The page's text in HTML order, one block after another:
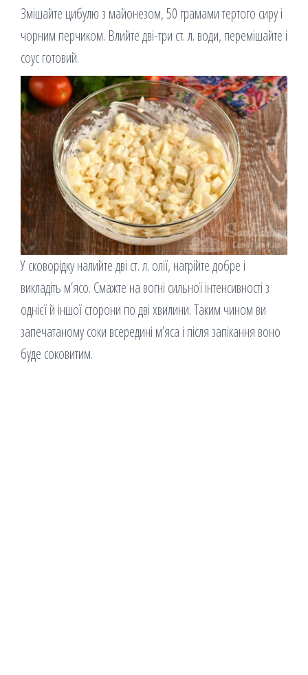
Змішайте цибулю з майонезом, 50 грамами тертого сиру і
чорним перчиком. Влийте дві-три ст. л. води, перемішайте і
соус готовий.
У сковорідку налийте дві ст. л. олії, нагрійте добре і
викладіть м’ясо. Смажте на вогні сильної інтенсивності з
однієї й іншої сторони по дві хвилини. Таким чином ви
запечатаному соки всередині м’яса і після запікання воно
буде соковитим.